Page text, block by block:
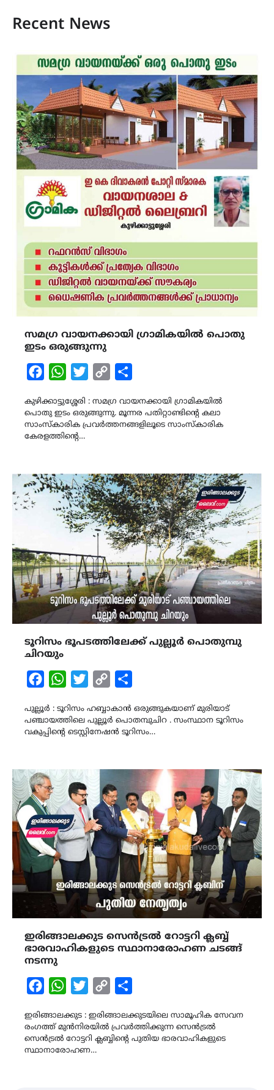
Recent News
സമഗ്ര വായനക്കായി ഗ്രാമികയിൽ പൊതു
ഇടം ഒരുങ്ങുന്നു
FacebookWhatsAppTwitterCopy
കുഴിക്കാട്ടുശ്ശേരി : സമഗ്ര വായനക്കായി ഗ്രാമികയിൽ
പൊതു ഇടം ഒരുങ്ങുന്നു. മൂന്നര പതിറ്റാണ്ടിൻ്റെ കലാ
സാംസ്കാരിക പ്രവർത്തനങ്ങളിലൂടെ സാംസ്കാരിക
കേരളത്തിൻ്റെ…
ടൂറിസം ഭൂപടത്തിലേക്ക് പുല്ലൂർ പൊതുമ്പു
ചിറയും
FacebookWhatsAppTwitterCopy
പുല്ലൂർ : ടൂറിസം ഹബ്ബാകാൻ ഒരുങ്ങുകയാണ് മുരിയാട്
പഞ്ചായത്തിലെ പുല്ലൂർ പൊതമ്പുചിറ . സംസ്ഥാന ടൂറിസം
വകുപ്പിന്റെ ടെസ്റ്റിനേഷൻ ടൂറിസം…
ഇരിങ്ങാലക്കുട സെൻട്രൽ റോട്ടറി ക്ലബ്ബ്
ഭാരവാഹികളുടെ സ്ഥാനാരോഹണ ചടങ്ങ്
നടന്നു
FacebookWhatsAppTwitterCopy
ഇരിങ്ങാലക്കുട : ഇരിങ്ങാലക്കുടയിലെ സാമൂഹിക സേവന
രംഗത്ത് മുൻനിരയിൽ പ്രവർത്തിക്കുന്ന സെൻട്രൽ
സെൻട്രൽ റോട്ടറി ക്ലബ്ബിന്റെ പുതിയ ഭാരവാഹികളുടെ
സ്ഥാനാരോഹണ…